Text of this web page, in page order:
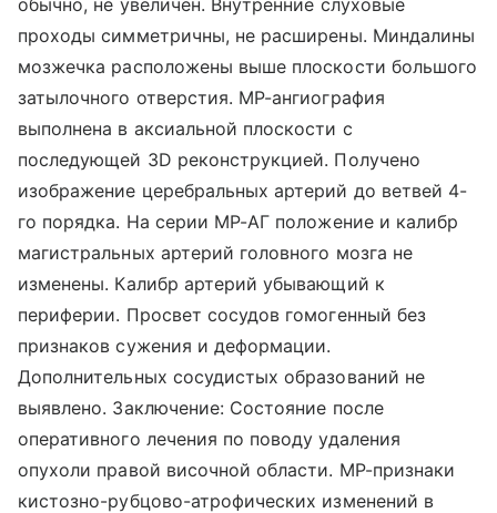
обычно, не увеличен. Внутренние слуховые
проходы симметричны, не расширены. Миндалины
мозжечка расположены выше плоскости большого
затылочного отверстия. МР-ангиография
выполнена в аксиальной плоскости с
последующей 3D реконструкцией. Получено
изображение церебральных артерий до ветвей 4-
го порядка. На серии МР-АГ положение и калибр
магистральных артерий головного мозга не
изменены. Калибр артерий убывающий к
периферии. Просвет сосудов гомогенный без
признаков сужения и деформации.
Дополнительных сосудистых образований не
выявлено. Заключение: Состояние после
оперативного лечения по поводу удаления
опухоли правой височной области. МР-признаки
кистозно-рубцово-атрофических изменений в